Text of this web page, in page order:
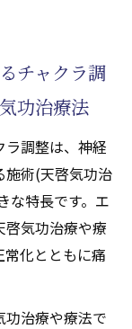
チャクラ調
功治療法
調整は、神経
施術(天啓気功治
な特長です。エ
気功治療や療
化とともに痛
治療や療法で